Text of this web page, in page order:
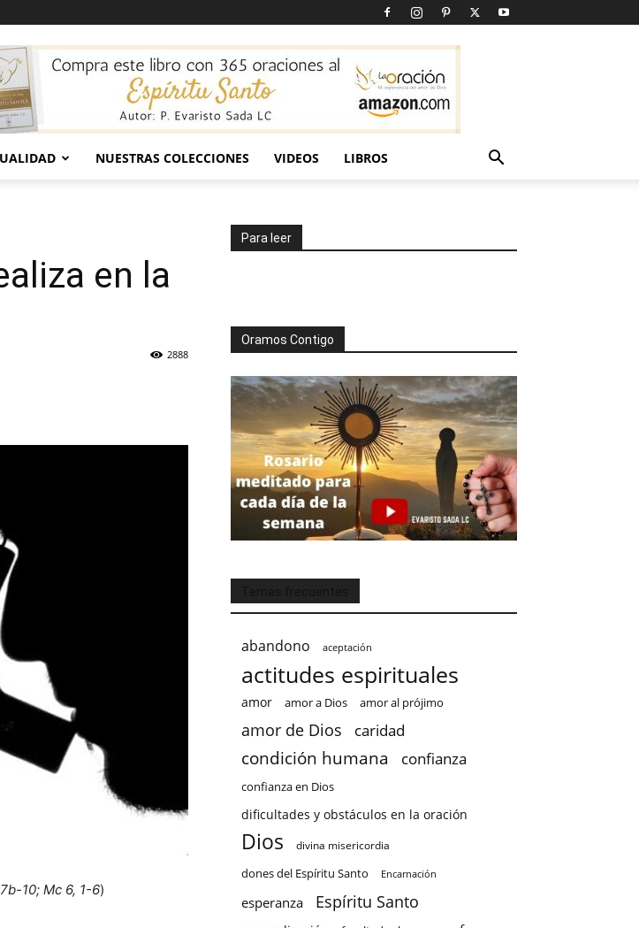
NUESTRAS COLECCIONES VIDEOS LIBROS
en la
2888
10; Mc 6, 1-6)
Para leer
Oramos Contigo
abandono aceptación
actitudes espirituales
amor amor a Dios amor al prójimo
amor de Dios caridad
condición humana confianza
confianza en Dios
dificultades y obstáculos en la oración
Dios divina misericordia
dones del Espíritu Santo Encarnación
esperanza Espíritu Santo